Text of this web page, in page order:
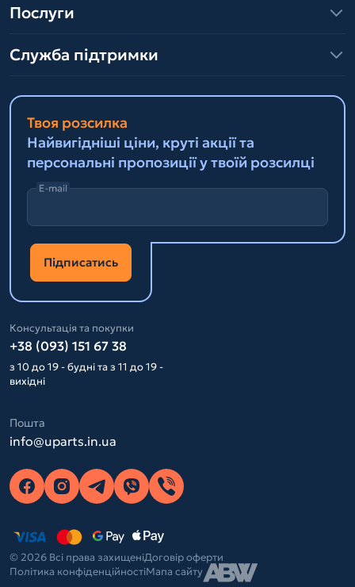
Послуги
Служба підтримки
Твоя розсилка
Найвигідніші ціни, круті акції та
персональні пропозиції у твоїй розсилці
E-mail
Підписатись
Консультація та покупки
+38 (093) 151 67 38
з 10 до 19 - будні та з 11 до 19 -
вихідні
Пошта
info@uparts.in.ua
© 2026 Всі права захищеніДоговір оферти
Політика конфіденційностіМапа сайту